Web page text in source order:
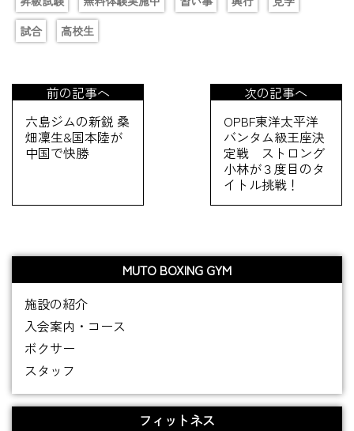
試合
高校生
前の記事へ
六島ジムの新鋭 桑
畑凜生&国本陸が
中国で快勝
次の記事へ
OPBF東洋太平洋
バンタム級王座決
定戦 ストロング
小林が３度目のタ
イトル挑戦！
MUTO BOXING GYM
施設の紹介
入会案内・コース
ボクサー
スタッフ
フィットネス